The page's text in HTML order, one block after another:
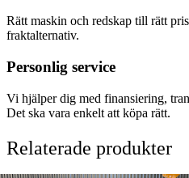
Rätt maskin och redskap till rätt
fraktalternativ.
Personlig service
Vi hjälper dig med finansiering,
Det ska vara enkelt att köpa rätt.
Relaterade produkter